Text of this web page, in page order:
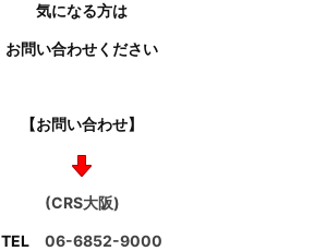
気になる方は
お問い合わせください
【お問い合わせ】
(CRS大阪)
TEL 06-6852-9000